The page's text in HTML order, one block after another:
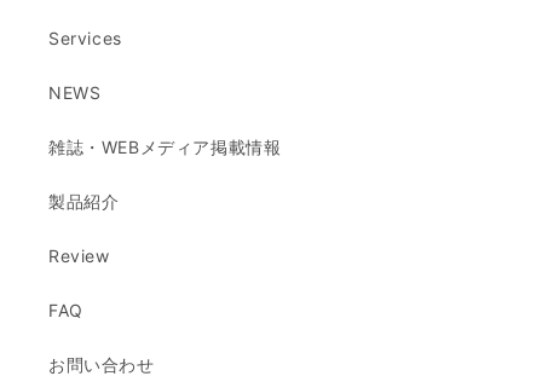
Services
NEWS
雑誌・WEBメディア掲載情報
製品紹介
Review
FAQ
お問い合わせ